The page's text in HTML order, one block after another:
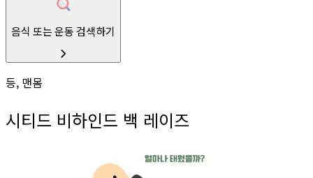
음식 또는 운동 검색하기
등, 맨몸
시티드 비하인드 백 레이즈